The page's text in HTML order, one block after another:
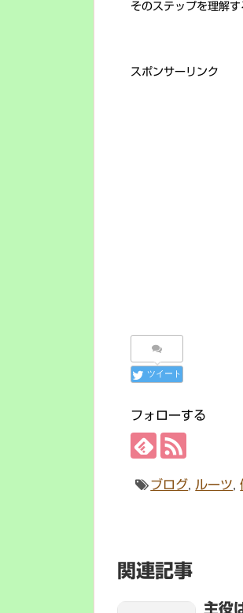
そのステップを理解
スポンサーリンク
ツイート
フォローする
ブログ ルーツ ,
関連記事
主役